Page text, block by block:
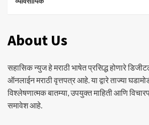
About Us
सहासिक न्युज हे मराठी भाषेत प्रसिद्ध होणारे
ऑनलाईन मराठी वृत्तपत्र आहे. या द्वारे ताज्या
विश्लेषणात्मक बातम्या, उपयुक्त माहिती आणि
समावेश आहे.